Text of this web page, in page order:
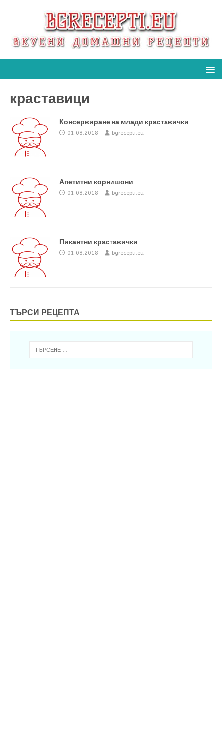
краставици
Консервиране на млади краставички
01.08.2018 bgrecepti.eu
Апетитни корнишони
01.08.2018 bgrecepti.eu
Пикантни краставички
01.08.2018 bgrecepti.eu
ТЪРСИ РЕЦЕПТА